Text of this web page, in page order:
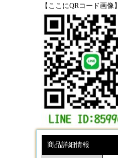
【ここにQRコード画像】
商品詳細情報